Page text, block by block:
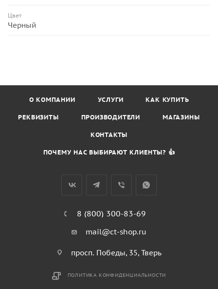
Цвет
Черный
О КОМПАНИИ УСЛУГИ КАК КУПИТЬ
РЕКВИЗИТЫ ПРОИЗВОДИТЕЛИ МАГАЗИНЫ
КОНТАКТЫ
ПОЧЕМУ НАС ВЫБИРАЮТ КЛИЕНТЫ? 👍
8 (800) 300-83-69
mail@ct-shop.ru
просп. Победы, 35, Тверь
ПОЛИТИКА КОНФИДЕНЦИАЛЬНОСТИ